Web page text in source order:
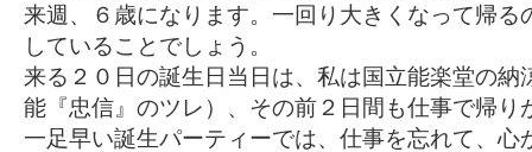
来週、６歳になります。一回り大きくなって帰る
していることでしょう。
来る２０日の誕生日当日は、私は国立能楽堂の納
能『忠信』のツレ）、その前２日間も仕事で帰り
一足早い誕生パーティーでは、仕事を忘れて、心